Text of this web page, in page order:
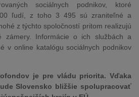
sociálnych podnikov, ktoré
ľudí, z toho 3 495 sú zraniteľné a
z týchto spoločností pritom realizujú
zámery. Informácie o ich službách a
v online katalógu sociálnych podnikov
je pre vládu priorita. Vďaka
Slovensko bližšie spolupracovať